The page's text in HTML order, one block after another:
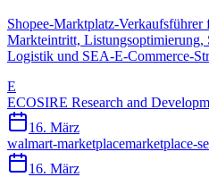
Shopee-Marktplatz-Verkaufsführer
Markteintritt, Listungsoptimierung,
Logistik und SEA-E-Commerce-
E
ECOSIRE Research and
16. März
walmart-marketplacemarketplace-
16. März